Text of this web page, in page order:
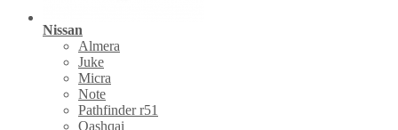
Nissan
Almera
Juke
Micra
Note
Pathfinder r51
Qashqai